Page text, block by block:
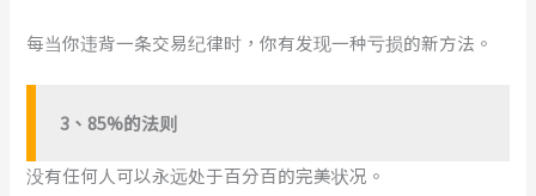
每当你违背一条交易纪律时，你有发现一种亏损的新方法。
3 、85%的法则
没有任何人可以永远处于百分百的完美状况。